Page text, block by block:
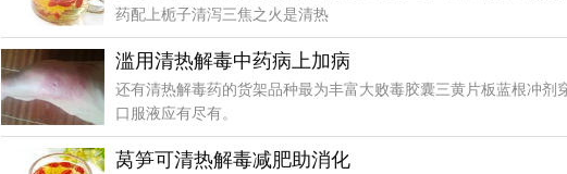
药配上栀子清泻三焦之火是清热
滥用清热解毒中药病上加病
还有清热解毒药的货架品种最为丰富大败毒胶囊三黄片板蓝根冲剂
口服液应有尽有。
莴笋可清热解毒减肥助消化